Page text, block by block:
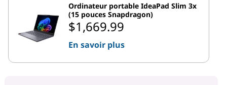
Ordinateur portable IdeaPad Slim 3x
(15 pouces Snapdragon)
$1,669.99
En savoir plus